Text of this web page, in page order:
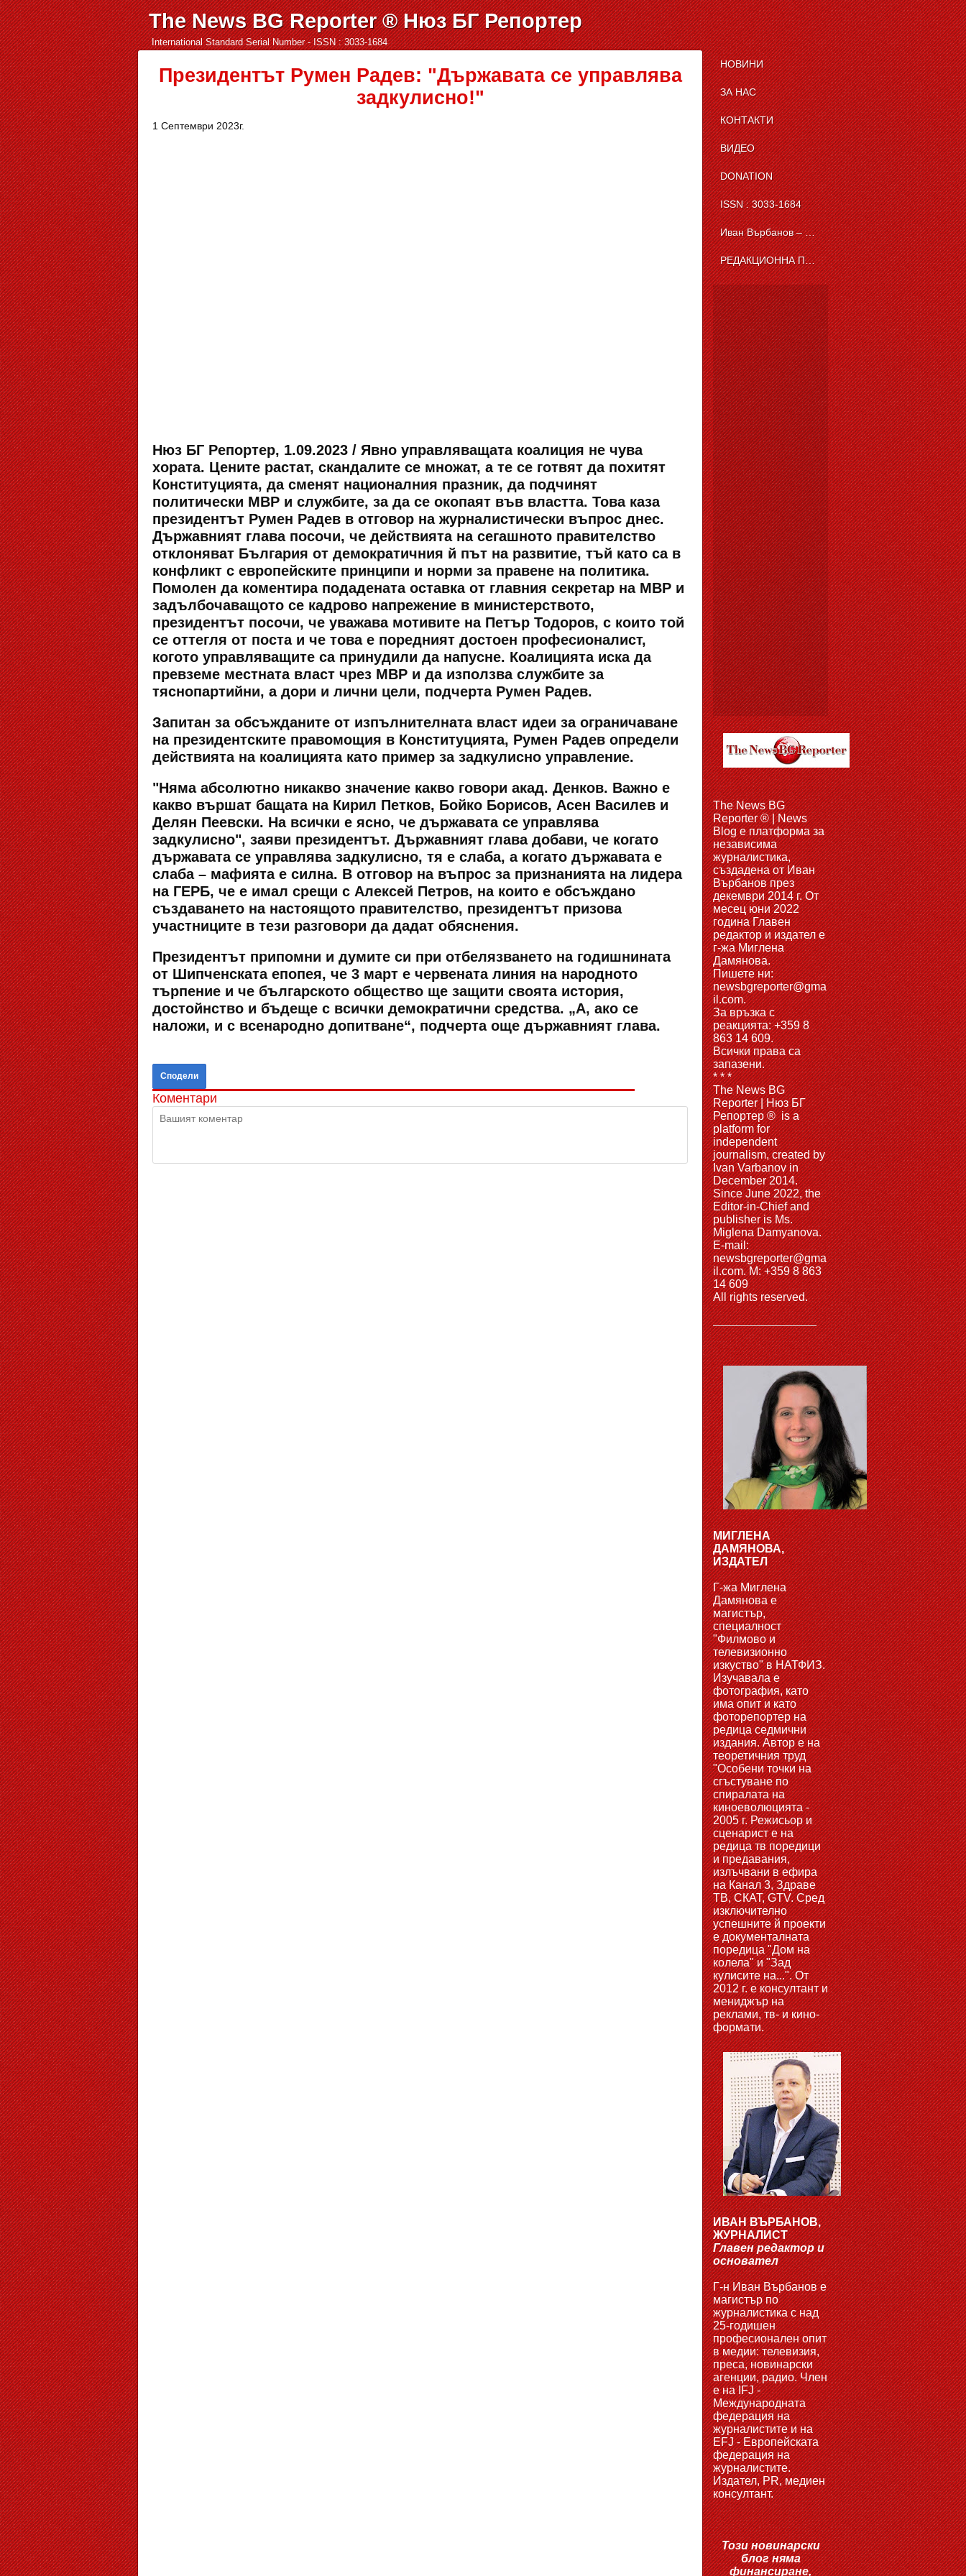
International Standard Serial Number - ISSN : 3033-1684
The News BG Reporter ® Нюз БГ Репортер
Президентът Румен Радев: "Държавата се управлява
задкулисно!"
1 Септември 2023г.
Нюз БГ Репортер, 1.09.2023 / Явно управляващата коалиция не чува
хората. Цените растат, скандалите се множат, а те се готвят да похитят
Конституцията, да сменят националния празник, да подчинят
политически МВР и службите, за да се окопаят във властта. Това каза
президентът Румен Радев в отговор на журналистически въпрос днес.
Държавният глава посочи, че действията на сегашното правителство
отклоняват България от демократичния й път на развитие, тъй като са в
конфликт с европейските принципи и норми за правене на политика.
Помолен да коментира подадената оставка от главния секретар на МВР и
задълбочаващото се кадрово напрежение в министерството,
президентът посочи, че уважава мотивите на Петър Тодоров, с които той
се оттегля от поста и че това е поредният достоен професионалист,
когото управляващите са принудили да напусне. Коалицията иска да
превземе местната власт чрез МВР и да използва службите за
тяснопартийни, а дори и лични цели, подчерта Румен Радев.
Запитан за обсъжданите от изпълнителната власт идеи за ограничаване
на президентските правомощия в Конституцията, Румен Радев определи
действията на коалицията като пример за задкулисно управление.
"Няма абсолютно никакво значение какво говори акад. Денков. Важно е
какво вършат бащата на Кирил Петков, Бойко Борисов, Асен Василев и
Делян Пеевски. На всички е ясно, че държавата се управлява
задкулисно", заяви прeзидентът. Държавният глава добави, че когато
държавата се управлява задкулисно, тя е слаба, а когато държавата е
слаба – мафията е силна. В отговор на въпрос за признанията на лидера
на ГЕРБ, че е имал срещи с Алексей Петров, на които е обсъждано
създаването на настоящото правителство, президентът призова
участниците в тези разговори да дадат обяснения.
Президентът припомни и думите си при отбелязването на годишнината
от Шипченската епопея, че 3 март е червената линия на народното
търпение и че българското общество ще защити своята история,
достойнство и бъдеще с всички демократични средства. „А, ако се
наложи, и с всенародно допитване“, подчерта още държавният глава.
Сподели
Коментари
НОВИНИ
ЗА НАС
КОНТАКТИ
ВИДЕО
DONATION
ISSN : 3033-1684
Иван Върбанов – журналист | The News BG Reporter
РЕДАКЦИОННА ПОЛИТИКА НА THE NEWS BG REPORTER
The News BG
Reporter ® | News
Blog e платформа за
независима
журналистика,
създадена от Иван
Върбанов през
декември 2014 г. От
месец юни 2022
година Главен
редактор и издател е
г-жа Миглена
Дамянова.
Пишете ни:
newsbgreporter@gma
il.com.
За връзка с
реакцията: +359 8
863 14 609.
Всички права са
запазени.
* * *
The News BG
Reporter | Нюз БГ
Репортер ® is a
platform for
independent
journalism, created by
Ivan Varbanov in
December 2014.
Since June 2022, the
Editor-in-Chief and
publisher is Ms.
Miglena Damyanova.
Е-mail:
newsbgreporter@gma
il.com. M: +359 8 863
14 609
All rights reserved.
МИГЛЕНА
ДАМЯНОВА,
ИЗДАТЕЛ
Г-жа Миглена
Дамянова е
магистър,
специалност
"Филмово и
телевизионно
изкуство" в НАТФИЗ.
Изучавала е
фотография, като
има опит и като
фоторепортер на
редица седмични
издания. Автор е на
теоретичния труд
"Особени точки на
сгъстуване по
спиралата на
киноеволюцията -
2005 г. Режисьор и
сценарист е на
редица тв поредици
и предавания,
излъчвани в ефира
на Канал 3, Здраве
ТВ, СКАТ, GTV. Сред
изключително
успешните й проекти
е документалната
поредица "Дом на
колела" и "Зад
кулисите на...". От
2012 г. е консултант и
мениджър на
реклами, тв- и кино-
формати.
ИВАН ВЪРБАНОВ,
ЖУРНАЛИСТ
Главен редактор и
основател
Г-н Иван Върбанов е
магистър по
журналистика с над
25-годишен
професионален опит
в медии: телевизия,
преса, новинарски
агенции, радио. Член
е на IFJ -
Международната
федерация на
журналистите и на
EFJ - Европейската
федерация на
журналистите.
Издател, PR, медиен
консултант.
Този новинарски
блог няма
финансиране,